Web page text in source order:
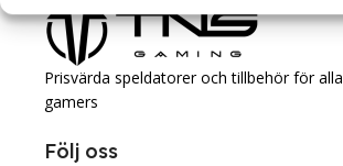
Prisvärda speldatorer och tillbehör för alla
gamers
Följ oss